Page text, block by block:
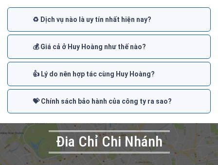
♻️ Dịch vụ nào là uy tín nhất hiện nay?
💰 Giá cả ở Huy Hoàng như thế nào?
👍 Lý do nên hợp tác cùng Huy Hoàng?
💝 Chính sách bảo hành của công ty ra sao?
Đia Chỉ Chi Nhánh